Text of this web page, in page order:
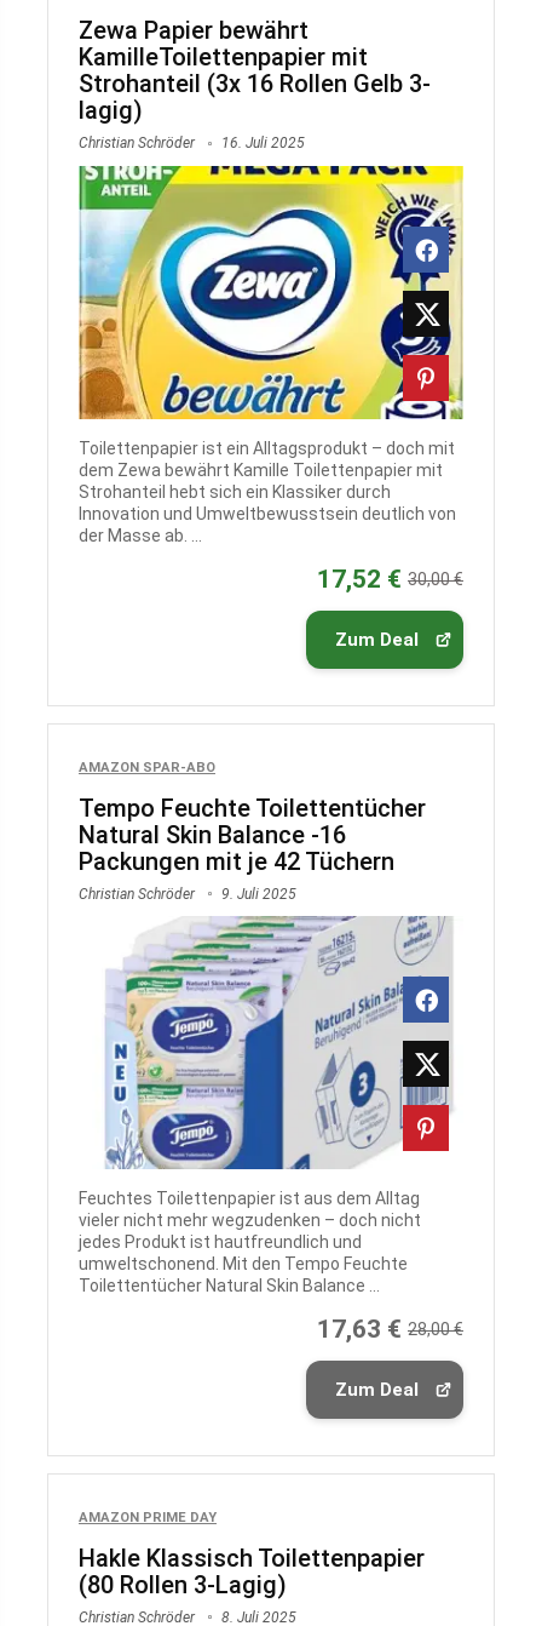
Zewa Papier bewährt
KamilleToilettenpapier mit
Strohanteil (3x 16 Rollen Gelb 3-
lagig)
Christian Schröder 16. Juli 2025
Toilettenpapier ist ein Alltagsprodukt – doch mit
dem Zewa bewährt Kamille Toilettenpapier mit
Strohanteil hebt sich ein Klassiker durch
Innovation und Umweltbewusstsein deutlich von
der Masse ab. ...
17,52 € 30,00 €
Zum Deal
AMAZON SPAR-ABO
Tempo Feuchte Toilettentücher
Natural Skin Balance -16
Packungen mit je 42 Tüchern
Christian Schröder 9. Juli 2025
Feuchtes Toilettenpapier ist aus dem Alltag
vieler nicht mehr wegzudenken – doch nicht
jedes Produkt ist hautfreundlich und
umweltschonend. Mit den Tempo Feuchte
Toilettentücher Natural Skin Balance ...
17,63 € 28,00 €
Zum Deal
AMAZON PRIME DAY
Hakle Klassisch Toilettenpapier
(80 Rollen 3-Lagig)
Christian Schröder 8. Juli 2025